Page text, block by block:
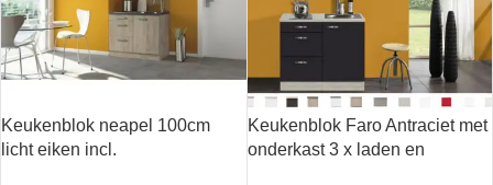
Keukenblok neapel 100cm
licht eiken incl.
Keukenblok Faro Antraciet met
onderkast 3 x laden en